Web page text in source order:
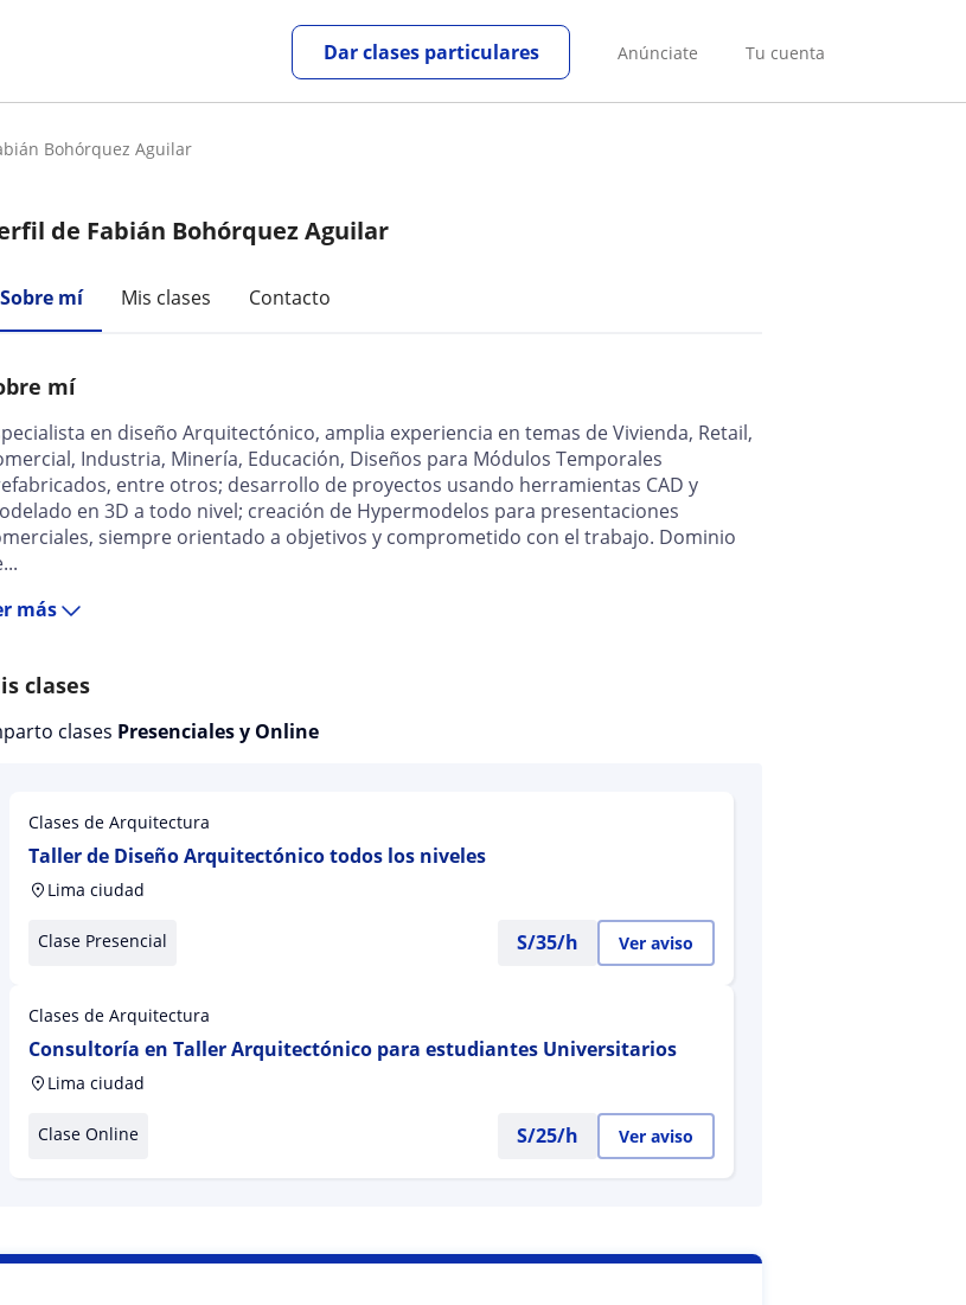
Anúnciate Tu cuenta
Dar clases particulares
Bohórquez Aguilar
de Fabián Bohórquez Aguilar
Sobre mí Mis clases Contacto
mí
en diseño Arquitectónico, amplia experiencia en temas de Vivienda, Retail,
Industria, Minería, Educación, Diseños para Módulos Temporales
entre otros; desarrollo de proyectos usando herramientas CAD y
en 3D a todo nivel; creación de Hypermodelos para presentaciones
siempre orientado a objetivos y comprometido con el trabajo. Dominio
más
clases
clases Presenciales y Online
Clases de Arquitectura
Taller de Diseño Arquitectónico todos los niveles
Lima ciudad
Clase Presencial S/35/h Ver aviso
Clases de Arquitectura
Consultoría en Taller Arquitectónico para estudiantes Universitarios
Lima ciudad
Clase Online S/25/h Ver aviso